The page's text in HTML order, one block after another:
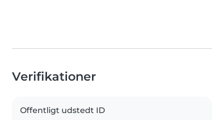
Verifikationer
Offentligt udstedt ID